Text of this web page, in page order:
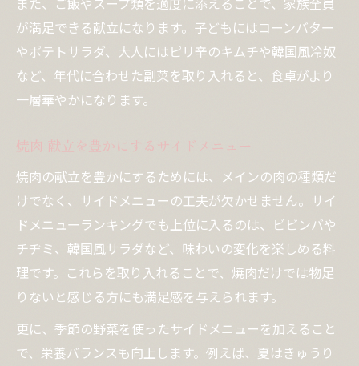
が満足できる献立になります。子どもにはコーンバター
やポテトサラダ、大人にはピリ辛のキムチや韓国風冷奴
など、年代に合わせた副菜を取り入れると、食卓がより
一層華やかになります。
焼肉 献立を豊かにするサイドメニュー
焼肉の献立を豊かにするためには、メインの肉の種類だ
けでなく、サイドメニューの工夫が欠かせません。サイ
ドメニューランキングでも上位に入るのは、ビビンバや
チヂミ、韓国風サラダなど、味わいの変化を楽しめる料
理です。これらを取り入れることで、焼肉だけでは物足
りないと感じる方にも満足感を与えられます。
更に、季節の野菜を使ったサイドメニューを加えること
で、栄養バランスも向上します。例えば、夏はきゅうり